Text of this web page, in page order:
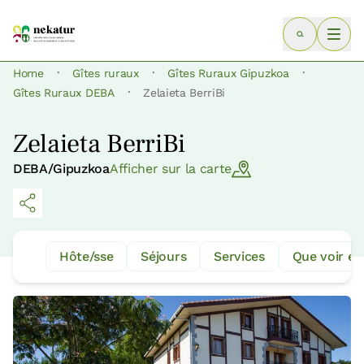
Home · Gîtes ruraux · Gîtes Ruraux Gipuzkoa ·
Gîtes Ruraux DEBA · Zelaieta BerriBi
Zelaieta BerriBi
DEBA/GipuzkoaAfficher sur la carte
Hôte/sse Séjours Services Que voir et